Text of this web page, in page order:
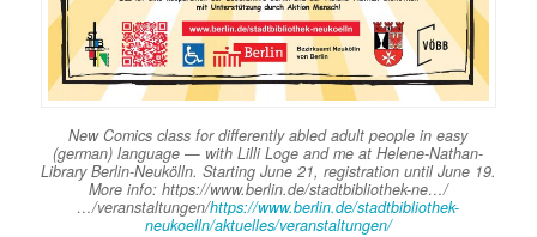
New Comics class for differently abled adult people in easy
(german) language — with Lilli Loge and me at Helene-Nathan-
Library Berlin-Neukölln. Starting June 21, registration until June 19.
More info: https://www.berlin.de/stadtbibliothek-ne…/
…/veranstaltungen/https://www.berlin.de/stadtbibliothek-
neukoelln/aktuelles/veranstaltungen/